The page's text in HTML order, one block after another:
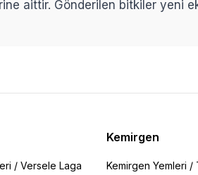
aittir. Gönderilen bitkiler yeni
/ Versele Laga
Kemirgen
Kemirgen Yemleri /